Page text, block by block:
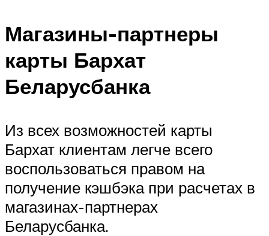
Магазины-партнеры
карты Бархат
Беларусбанка
Из всех возможностей карты
Бархат клиентам легче всего
воспользоваться правом на
получение кэшбэка при расчетах в
магазинах-партнерах
Беларусбанка.